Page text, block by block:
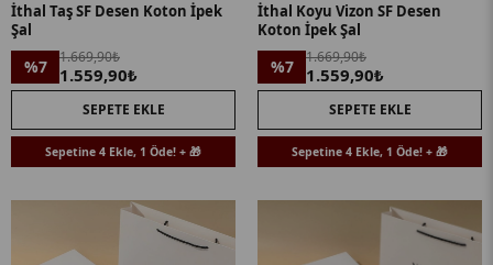
İthal Taş SF Desen Koton İpek
Şal
%7 1.669,90₺
1.559,90₺
SEPETE EKLE
Sepetine 4 Ekle, 1 Öde! + 🎁
İthal Koyu Vizon SF Desen
Koton İpek Şal
%7 1.669,90₺
1.559,90₺
SEPETE EKLE
Sepetine 4 Ekle, 1 Öde! + 🎁